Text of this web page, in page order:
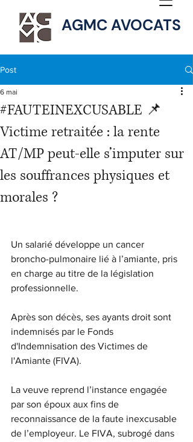
AGMC AVOCATS
Post
#FAUTEINEXCUSABLE 📌
Victime retraitée : la rente
AT/MP peut-elle s’imputer sur
les souffrances physiques et
morales ?
6 mai
Un salarié développe un cancer
broncho-pulmonaire lié à l’amiante, pris
en charge au titre de la législation
professionnelle.
Après son décès, ses ayants droit sont
indemnisés par le Fonds
d'Indemnisation des Victimes de
l'Amiante (FIVA).
La veuve reprend l’instance engagée
par son époux aux fins de
reconnaissance de la faute inexcusable
de l’employeur. Le FIVA, subrogé dans